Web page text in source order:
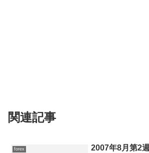
関連記事
forex 2007年8月第2週